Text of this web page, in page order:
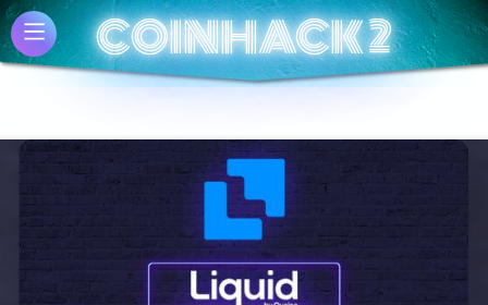
COINHACK 2
COINHACK 2